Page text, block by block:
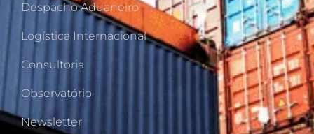
Despacho Aduaneiro
Logística Internacional
Consultoria
Observatório
Newsletter